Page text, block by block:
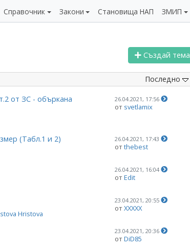
Справочник Закони Становища НАП ЗМИП
Създай тема
Последно
от ЗС - объркана
26.04.2021, 17:56
от svetlamix
(Табл.1 и 2) 26.04.2021, 17:43
отthebest
26.04.2021, 16:04
отEdit
Hristova
23.04.2021, 20:55
отХХХХХ
23.04.2021, 20:36
отDiD85